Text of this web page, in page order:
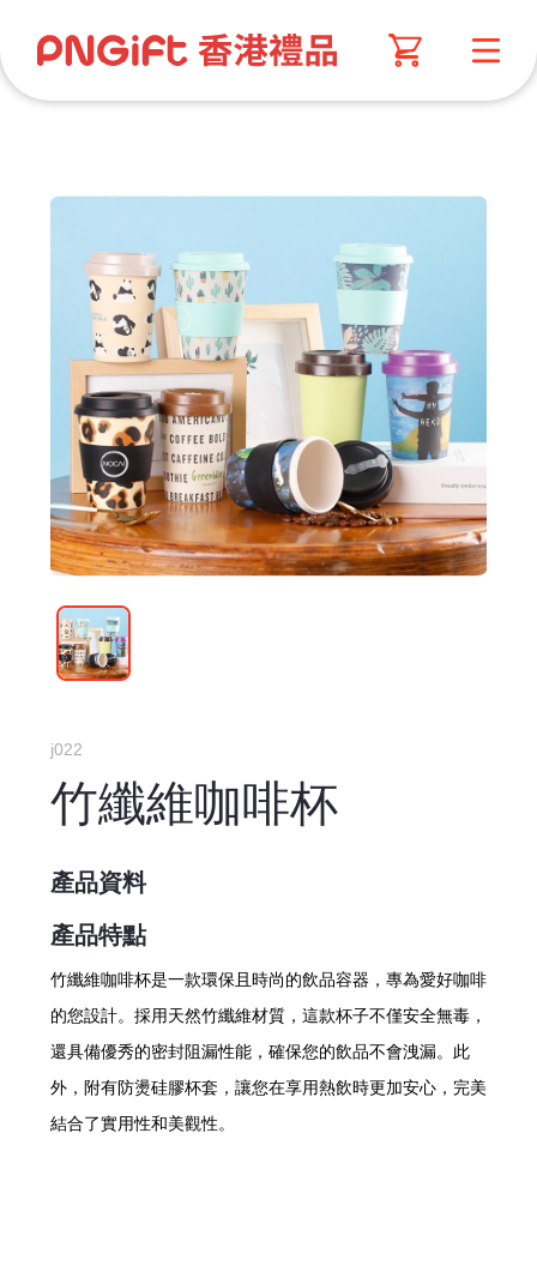
j022
竹纖維咖啡杯
產品資料
產品特點
竹纖維咖啡杯是一款環保且時尚的飲品容器，專為愛好咖啡
的您設計。採用天然竹纖維材質，這款杯子不僅安全無毒，
還具備優秀的密封阻漏性能，確保您的飲品不會洩漏。此
外，附有防燙硅膠杯套，讓您在享用熱飲時更加安心，完美
結合了實用性和美觀性。